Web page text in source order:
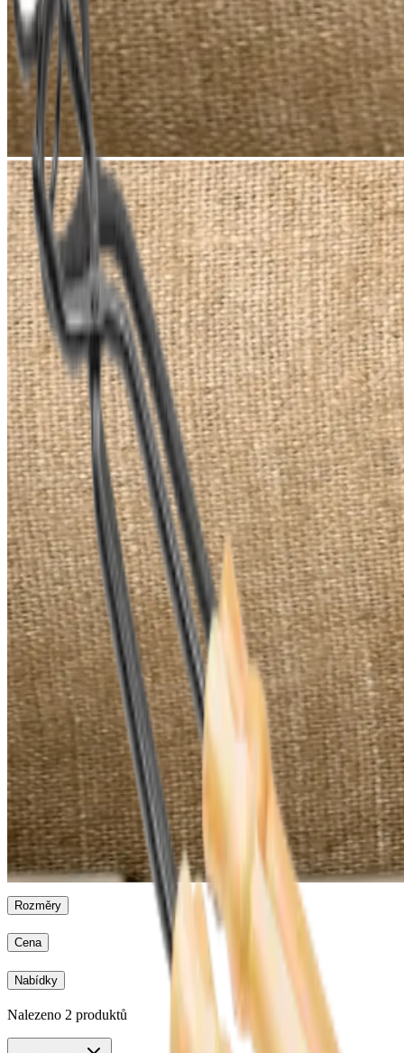
Kleště na portské víno
OtevíráníVývrtkyStolní vývrtkaNástěnná vývrtkaKleště na portské
vínoElektrická vývrtka
Rozměry
Cena
Nabídky
Nalezeno 2 produktů